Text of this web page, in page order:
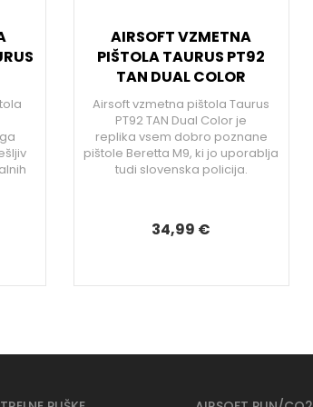
AIRSOFT VZMETNA
PIŠTOLA TAURUS PT92
TAN DUAL COLOR
Airsoft vzmetna pištola Taurus
PT92 TAN Dual Color je
replika vsem dobro poznane
pištole Beretta M9, ki jo uporablja
tudi slovenska policija.
34,99 €